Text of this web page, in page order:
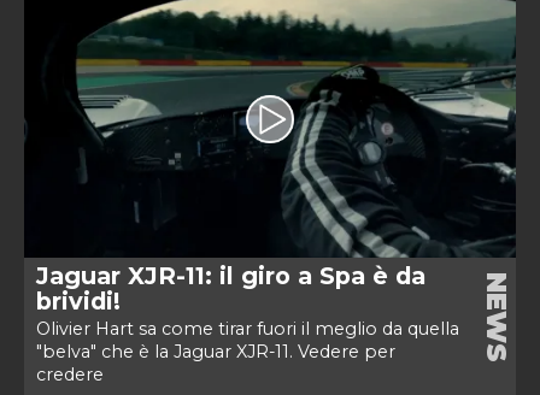
Jaguar XJR-11: il giro a Spa è da
brividi!
Olivier Hart sa come tirar fuori il meglio da quella
"belva" che è la Jaguar XJR-11. Vedere per
credere
NEWS